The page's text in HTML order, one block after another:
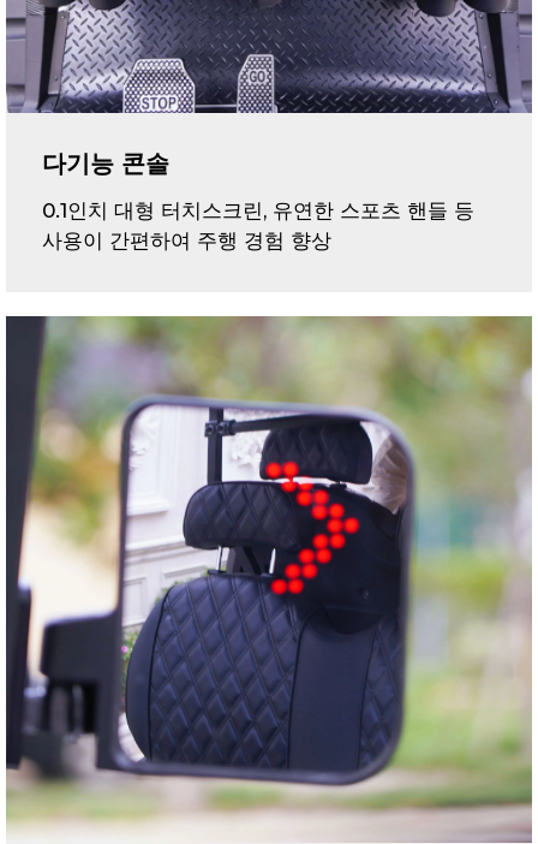
다기능 콘솔
0.1인치 대형 터치스크린, 유연한 스포츠 핸들 등
사용이 간편하여 주행 경험 향상